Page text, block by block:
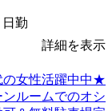
勤
詳細を表示